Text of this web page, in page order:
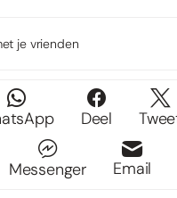
je vrienden
Deel
Messenger Email